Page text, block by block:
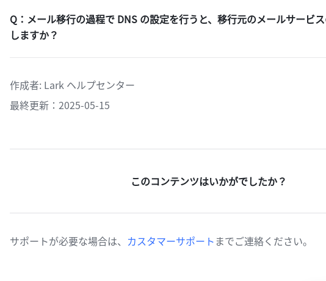
Q：メール移行の過程で DNS の設定を行うと、移行元のメールサービ
しますか？
作成者: Lark ヘルプセンター
最終更新：2025-05-15
このコンテンツはいかがでしたか？
サポートが必要な場合は、 カスタマーサポート までご連絡ください。